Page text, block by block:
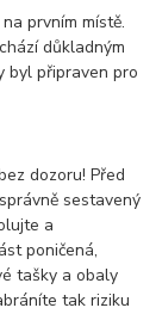
prvním místě.
důkladným
byl připraven pro
dozoru! Před
sestavený
a
poničená,
tašky a obaly
tak riziku